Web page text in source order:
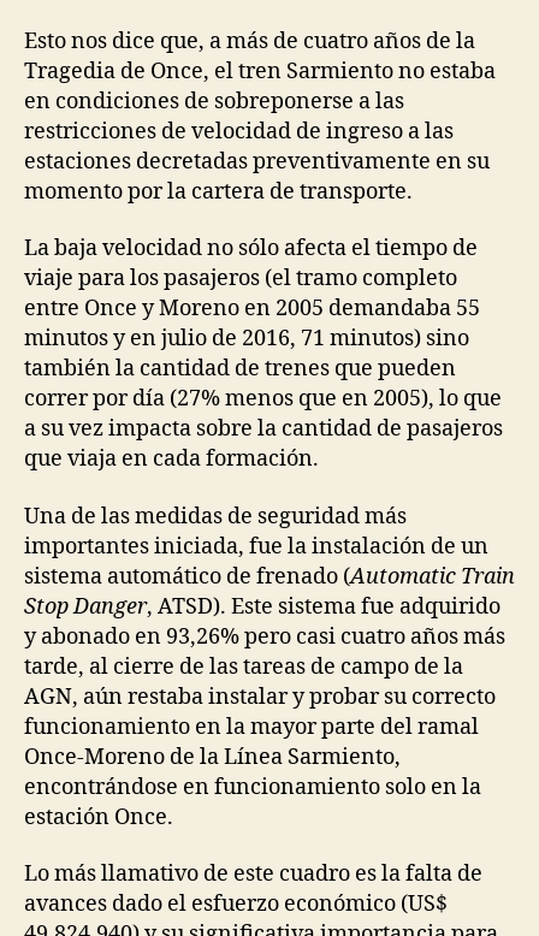
Esto nos dice que, a más de cuatro años de la
Tragedia de Once, el tren Sarmiento no estaba
en condiciones de sobreponerse a las
restricciones de velocidad de ingreso a las
estaciones decretadas preventivamente en su
momento por la cartera de transporte.
La baja velocidad no sólo afecta el tiempo de
viaje para los pasajeros (el tramo completo
entre Once y Moreno en 2005 demandaba 55
minutos y en julio de 2016, 71 minutos) sino
también la cantidad de trenes que pueden
correr por día (27% menos que en 2005), lo que
a su vez impacta sobre la cantidad de pasajeros
que viaja en cada formación.
Una de las medidas de seguridad más
importantes iniciada, fue la instalación de un
sistema automático de frenado (Automatic Train
Stop Danger, ATSD). Este sistema fue adquirido
y abonado en 93,26% pero casi cuatro años más
tarde, al cierre de las tareas de campo de la
AGN, aún restaba instalar y probar su correcto
funcionamiento en la mayor parte del ramal
Once-Moreno de la Línea Sarmiento,
encontrándose en funcionamiento solo en la
estación Once.
Lo más llamativo de este cuadro es la falta de
avances dado el esfuerzo económico (US$